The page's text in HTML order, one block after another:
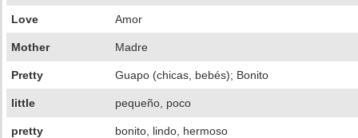
Love Amor
Mother Madre
Pretty Guapo (chicas, bebés); Bonito
little pequeño, poco
pretty bonito, lindo, hermoso